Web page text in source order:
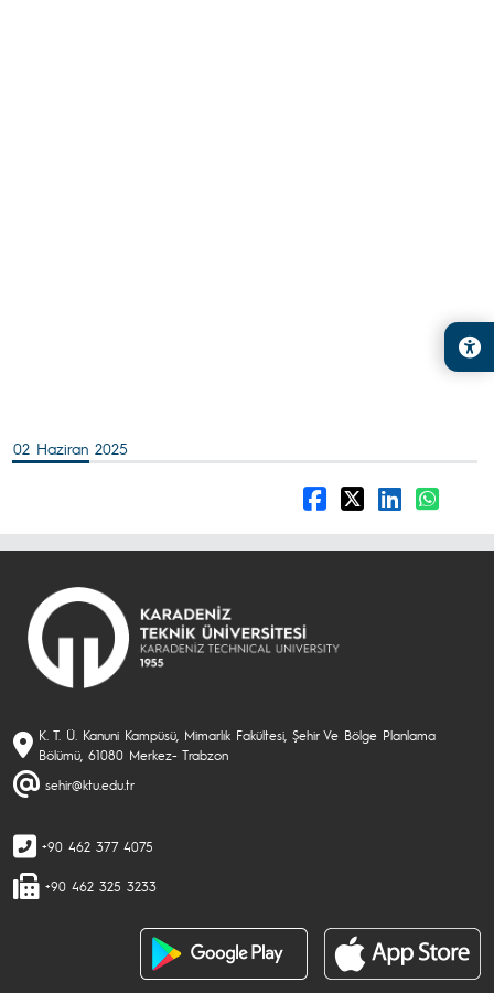
02 Haziran 2025
K. T. Ü. Kanuni Kampüsü, Mimarlık Fakültesi, Şehir Ve Bölge Planlama
Bölümü, 61080 Merkez- Trabzon
sehir@ktu.edu.tr
+90 462 377 4075
+90 462 325 3233